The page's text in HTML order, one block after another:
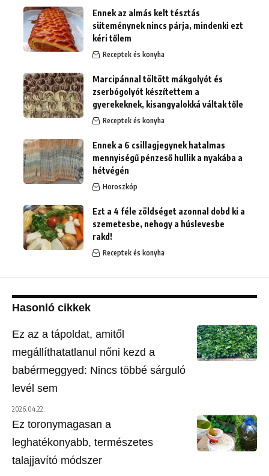
Ennek az almás kelt tésztás
süteménynek nincs párja, mindenki ezt
kéri tőlem
Receptek és konyha
Marcipánnal töltött mákgolyót és
zserbógolyót készítettem a
gyerekeknek, kisangyalokká váltak tőle
Receptek és konyha
Ennek a 6 csillagjegynek hatalmas
mennyiségű pénzeső hullik a nyakába a
hétvégén
Horoszkóp
Ezt a 4 féle zöldséget azonnal dobd ki a
szemetesbe, nehogy a húslevesbe
rakd!
Receptek és konyha
Hasonló cikkek
Ez az a tápoldat, amitől
megállíthatatlanul nőni kezd a
babérmeggyed: Nincs többé sárguló
levél sem
2026.04.22.
Ez toronymagasan a
leghatékonyabb, természetes
talajjavító módszer